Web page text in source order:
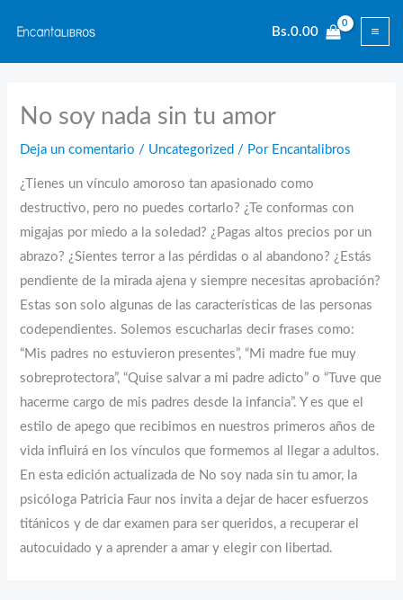
contenido
Bs.0.00
No soy nada sin tu amor
Deja un comentario / Uncategorized / Por Encantalibros
¿Tienes un vínculo amoroso tan apasionado como
destructivo, pero no puedes cortarlo? ¿Te conformas con
migajas por miedo a la soledad? ¿Pagas altos precios por un
abrazo? ¿Sientes terror a las pérdidas o al abandono? ¿Estás
pendiente de la mirada ajena y siempre necesitas aprobación?
Estas son solo algunas de las características de las personas
codependientes. Solemos escucharlas decir frases como:
“Mis padres no estuvieron presentes”, “Mi madre fue muy
sobreprotectora”, “Quise salvar a mi padre adicto” o “Tuve que
hacerme cargo de mis padres desde la infancia”. Y es que el
estilo de apego que recibimos en nuestros primeros años de
vida influirá en los vínculos que formemos al llegar a adultos.
En esta edición actualizada de No soy nada sin tu amor, la
psicóloga Patricia Faur nos invita a dejar de hacer esfuerzos
titánicos y de dar examen para ser queridos, a recuperar el
autocuidado y a aprender a amar y elegir con libertad.